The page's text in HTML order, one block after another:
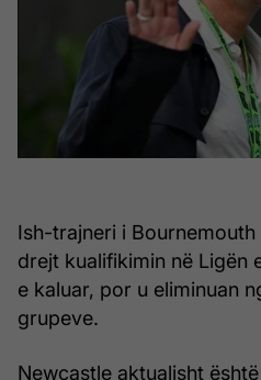
Ish-trajneri i Bournemouth
drejt kualifikimin në Ligën
e kaluar, por u eliminuan
grupeve.
Newcastle aktualisht